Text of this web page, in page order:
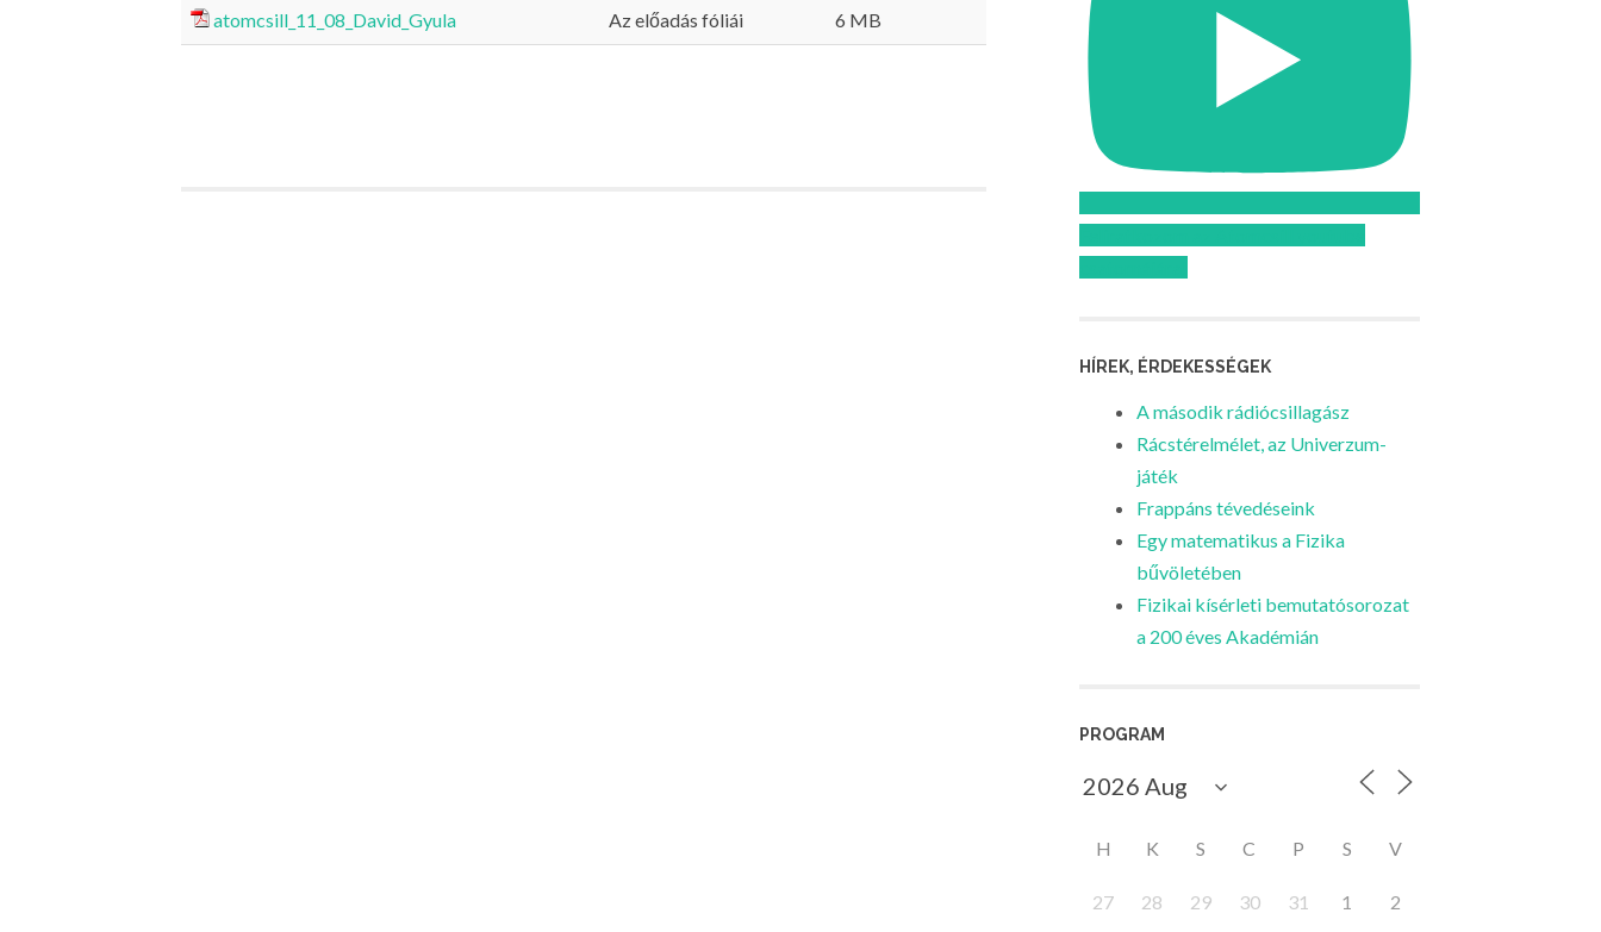
atomcsill_11_08_David_Gyula Az előadás fóliái 6 MB
HÍREK, ÉRDEKESSÉGEK
A második rádiócsillagász
Rácstérelmélet, az Univerzum-
játék
Frappáns tévedéseink
Egy matematikus a Fizika
bűvöletében
Fizikai kísérleti bemutatósorozat
a 200 éves Akadémián
PROGRAM
H K S C P S V
27 28 29 30 31 1 2